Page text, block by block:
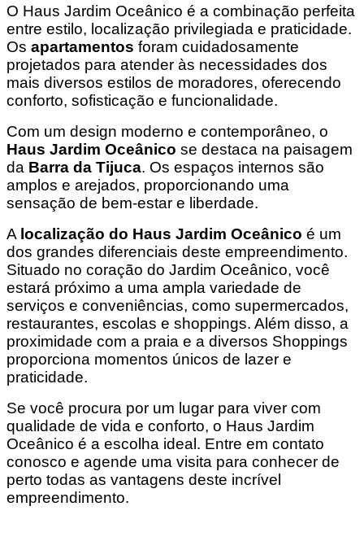
O Haus Jardim Oceânico é a combinação perfeita
entre estilo, localização privilegiada e praticidade.
Os apartamentos foram cuidadosamente
projetados para atender às necessidades dos
mais diversos estilos de moradores, oferecendo
conforto, sofisticação e funcionalidade.
Com um design moderno e contemporâneo, o
Haus Jardim Oceânico se destaca na paisagem
da Barra da Tijuca. Os espaços internos são
amplos e arejados, proporcionando uma
sensação de bem-estar e liberdade.
A localização do Haus Jardim Oceânico é um
dos grandes diferenciais deste empreendimento.
Situado no coração do Jardim Oceânico, você
estará próximo a uma ampla variedade de
serviços e conveniências, como supermercados,
restaurantes, escolas e shoppings. Além disso, a
proximidade com a praia e a diversos Shoppings
proporciona momentos únicos de lazer e
praticidade.
Se você procura por um lugar para viver com
qualidade de vida e conforto, o Haus Jardim
Oceânico é a escolha ideal. Entre em contato
conosco e agende uma visita para conhecer de
perto todas as vantagens deste incrível
empreendimento.